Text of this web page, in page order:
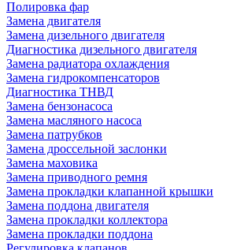
Полировка фар
Замена двигателя
Замена дизельного двигателя
Диагностика дизельного двигателя
Замена радиатора охлаждения
Замена гидрокомпенсаторов
Диагностика ТНВД
Замена бензонасоса
Замена масляного насоса
Замена патрубков
Замена дроссельной заслонки
Замена маховика
Замена приводного ремня
Замена прокладки клапанной крышки
Замена поддона двигателя
Замена прокладки коллектора
Замена прокладки поддона